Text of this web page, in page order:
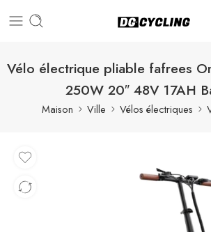
Vélo électrique pliable fafrees
250W 20″ 48V 17AH
Maison Ville Vélos électriques